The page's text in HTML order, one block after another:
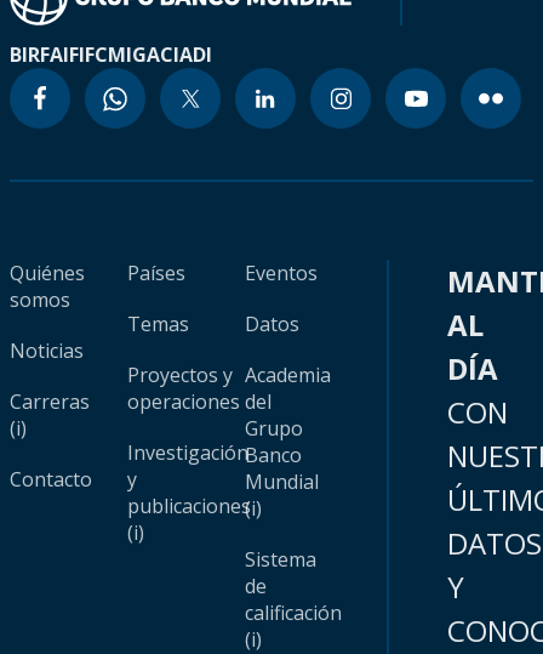
BIRFAIFIFCMIGACIADI
Quiénes
somos
Noticias
Carreras
(i)
Contacto
Países
Temas
Proyectos y
operaciones
Investigación
y
publicaciones
(i)
Eventos
Datos
Academia
del
Grupo
Banco
Mundial
(i)
Sistema
de
calificación
(i)
AL
DÍA
CON
DATOS
Y